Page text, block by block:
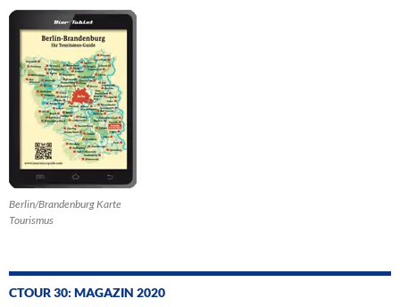
Berlin/Brandenburg Karte
Tourismus
CTOUR 30: MAGAZIN 2020